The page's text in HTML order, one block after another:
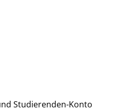
Studierenden-Konto